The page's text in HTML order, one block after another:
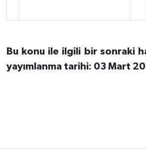
Bu konu ile ilgili bir sonraki
yayımlanma tarihi: 03 Mart